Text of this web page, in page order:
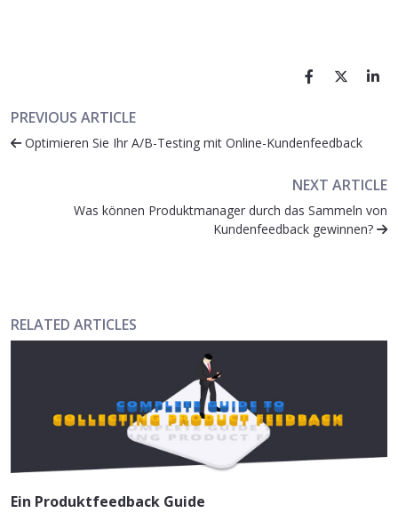
PREVIOUS ARTICLE
Optimieren Sie Ihr A/B-Testing mit Online-Kundenfeedback
NEXT ARTICLE
Was können Produktmanager durch das Sammeln von
Kundenfeedback gewinnen?
RELATED ARTICLES
Ein Produktfeedback Guide